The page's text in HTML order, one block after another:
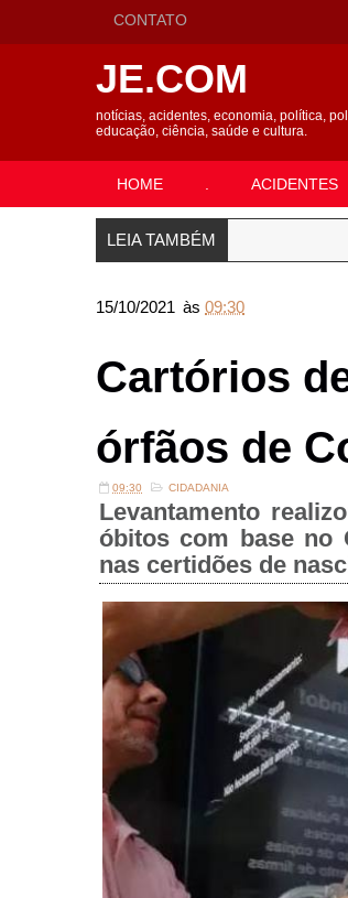
CONTATO
JE.COM
notícias, acidentes, economia, política,
educação, ciência, saúde e cultura.
HOME ACIDENTES
LEIA TAMBÉM
15/10/2021 às 09:30
Cartórios
órfãos de
09:30 CIDADANIA
Levantamento
óbitos com base no
nas certidões de